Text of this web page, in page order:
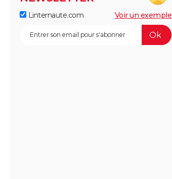
Linternaute.com Voir un exemple